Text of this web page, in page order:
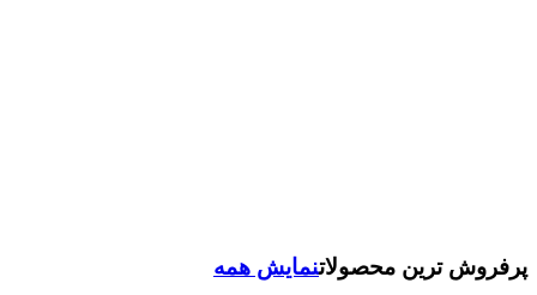
پرفروش ترین محصولاتنمایش همه